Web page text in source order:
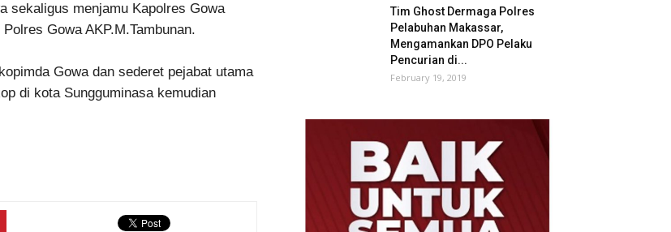
sekaligus menjamu Kapolres Gowa
Gowa AKP.M.Tambunan.
Gowa dan sederet pejabat utama
di kota Sungguminasa kemudian
Tim Ghost Dermaga Polres
Pelabuhan Makassar,
Mengamankan DPO Pelaku
Pencurian di...
February 19, 2019